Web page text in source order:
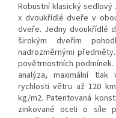
Robustní klasický sedlový
x dvoukřídlé dveře v
dveře. Jedny dvoukřídlé
širokým dveřím
nadrozměrnými předměty.
povětrnostních
analýza, maximální
rychlosti větru až 120
kg/m2.Patentovaná
zinkované oceli o síle